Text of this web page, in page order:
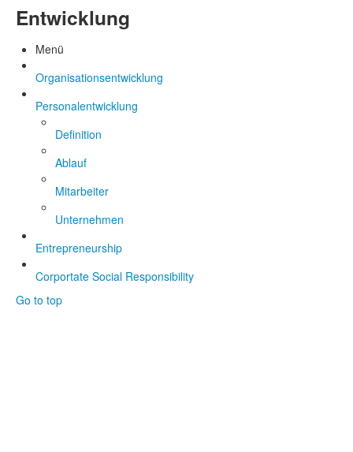
Entwicklung
Menü
Organisationsentwicklung
Personalentwicklung
Definition
Ablauf
Mitarbeiter
Unternehmen
Entrepreneurship
Corportate Social Responsibility
Go to top